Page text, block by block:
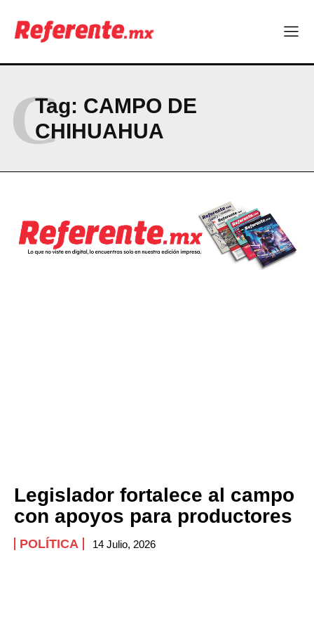
Tag: CAMPO DE
CHIHUAHUA
C
Legislador fortalece al campo
con apoyos para productores
POLÍTICA 14 Julio, 2026